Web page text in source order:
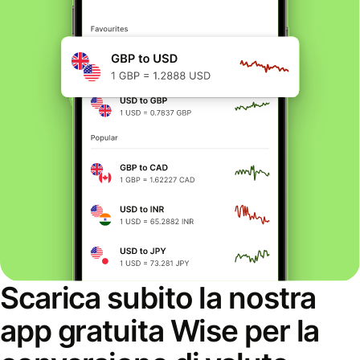
Scarica subito la nostra
app gratuita Wise per la